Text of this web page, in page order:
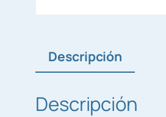
Descripción
Descripción